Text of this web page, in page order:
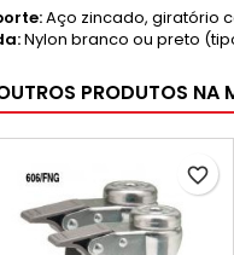
Aço zincado, giratório
Nylon branco ou preto
PRODUTOS NA
favorite_border